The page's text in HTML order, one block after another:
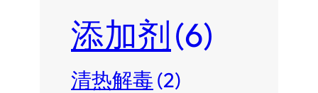
添加剂(6)
清热解毒(2)